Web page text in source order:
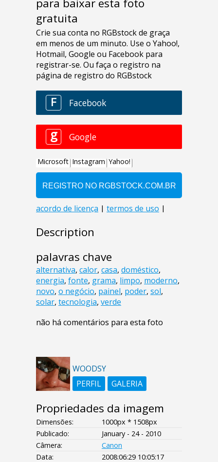
gratuita
Description
palavras chave
alternativa, calor, casa, doméstico,
energia, fonte, grama, limpo, moderno,
novo, o negócio, painel, poder, sol,
solar, tecnologia, verde
não há comentários para esta foto
WOODSY
PERFIL
GALERIA
Propriedades da imagem
Dimensões:
1000px * 1508px
Publicado:
January - 24 - 2010
Câmera:
Canon
Data:
2008:06:29 10:05:17